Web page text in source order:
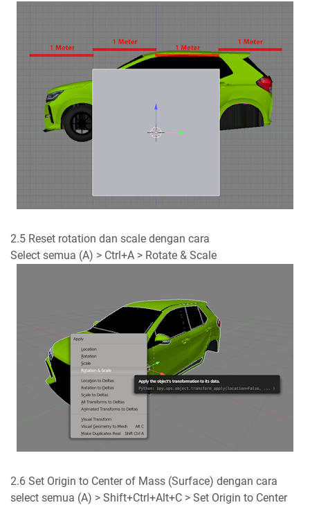
2.5 Reset rotation dan scale dengan cara
Select semua (A) > Ctrl+A > Rotate & Scale
2.6 Set Origin to Center of Mass (Surface) dengan cara
select semua (A) > Shift+Ctrl+Alt+C > Set Origin to Center